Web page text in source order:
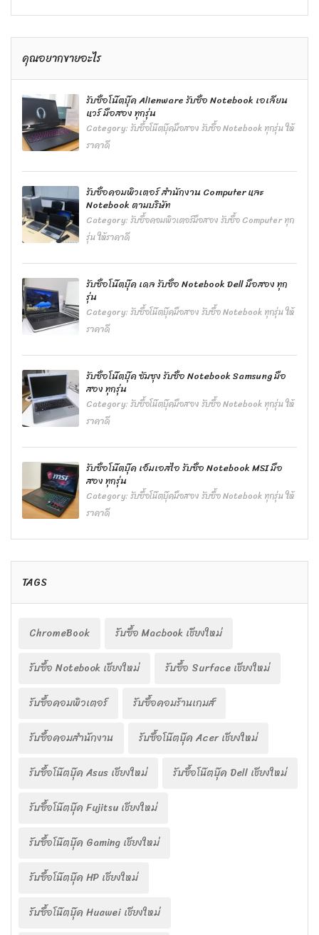
คุณอยากขายอะไร
รับซื้อโน๊ตบุ๊ค Alienware รับซื้อ Notebook เอเลียน
แวร์ มือสอง ทุกรุ่น
Category:รับซื้อโน๊ตบุ๊คมือสอง รับซื้อ Notebook ทุกรุ่น ให้
ราคาดี
รับซื้อคอมพิวเตอร์ สำนักงาน Computer และ
Notebook ตามบริษัท
Category:รับซื้อคอมพิวเตอร์มือสอง รับซื้อ Computer ทุก
รุ่น ให้ราคาดี
รับซื้อโน๊ตบุ๊ค เดล รับซื้อ Notebook Dell มือสอง ทุก
รุ่น
Category:รับซื้อโน๊ตบุ๊คมือสอง รับซื้อ Notebook ทุกรุ่น ให้
ราคาดี
รับซื้อโน๊ตบุ๊ค ซัมซุง รับซื้อ Notebook Samsung มือ
สอง ทุกรุ่น
Category:รับซื้อโน๊ตบุ๊คมือสอง รับซื้อ Notebook ทุกรุ่น ให้
ราคาดี
รับซื้อโน๊ตบุ๊ค เอ็มเอสไอ รับซื้อ Notebook MSI มือ
สอง ทุกรุ่น
Category:รับซื้อโน๊ตบุ๊คมือสอง รับซื้อ Notebook ทุกรุ่น ให้
ราคาดี
TAGS
ChromeBook
รับซื้อ Macbook เชียงใหม่
รับซื้อ Notebook เชียงใหม่
รับซื้อ Surface เชียงใหม่
รับซื้อคอมพิวเตอร์
รับซื้อคอมร้านเกมส์
รับซื้อคอมสำนักงาน
รับซื้อโน๊ตบุ๊ค Acer เชียงใหม่
รับซื้อโน๊ตบุ๊ค Asus เชียงใหม่
รับซื้อโน๊ตบุ๊ค Dell เชียงใหม่
รับซื้อโน๊ตบุ๊ค Fujitsu เชียงใหม่
รับซื้อโน๊ตบุ๊ค Gaming เชียงใหม่
รับซื้อโน๊ตบุ๊ค HP เชียงใหม่
รับซื้อโน๊ตบุ๊ค Huawei เชียงใหม่